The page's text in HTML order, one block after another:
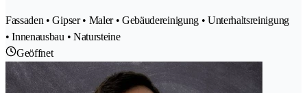
Fassaden • Gipser • Maler • Gebäudereinigung • Unterhaltsreinigung
• Innenausbau • Natursteine
Geöffnet